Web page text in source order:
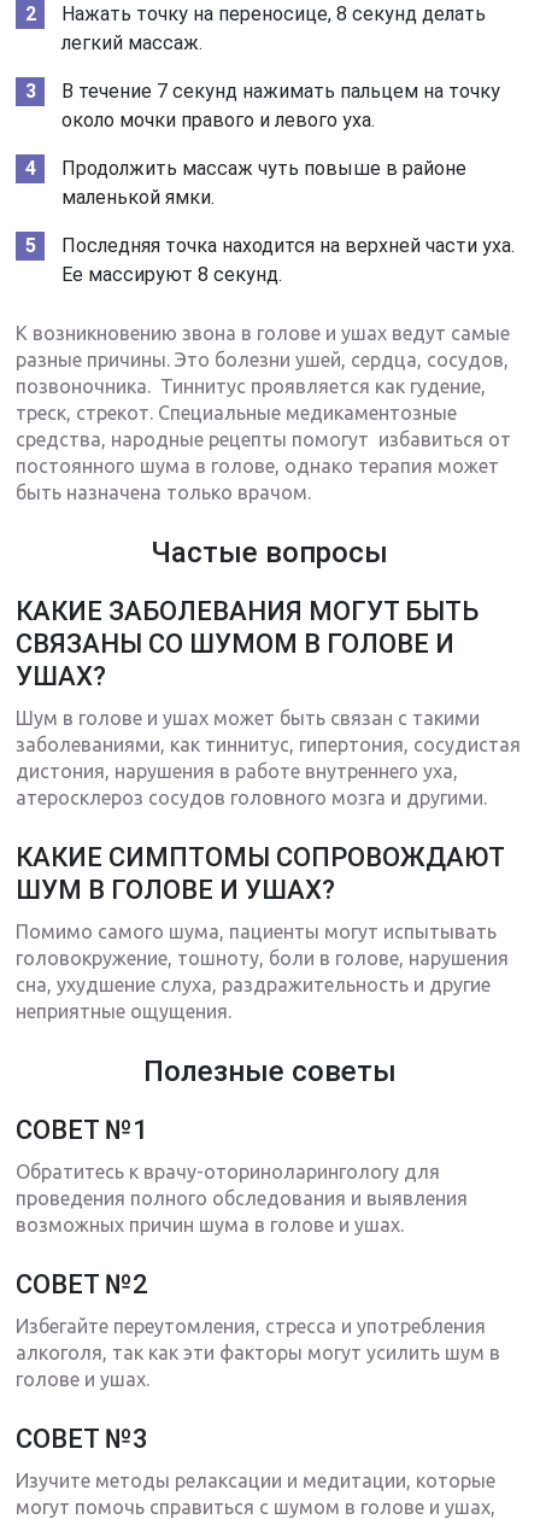
Нажать точку на переносице, 8 секунд делать
легкий массаж.
В течение 7 секунд нажимать пальцем на точку
около мочки правого и левого уха.
Продолжить массаж чуть повыше в районе
маленькой ямки.
Последняя точка находится на верхней части уха.
Ее массируют 8 секунд.
К возникновению звона в голове и ушах ведут самые
разные причины. Это болезни ушей, сердца, сосудов,
позвоночника. Тиннитус проявляется как гудение,
треск, стрекот. Специальные медикаментозные
средства, народные рецепты помогут избавиться от
постоянного шума в голове, однако терапия может
быть назначена только врачом.
Частые вопросы
КАКИЕ ЗАБОЛЕВАНИЯ МОГУТ БЫТЬ
СВЯЗАНЫ СО ШУМОМ В ГОЛОВЕ И
УШАХ?
Шум в голове и ушах может быть связан с такими
заболеваниями, как тиннитус, гипертония, сосудистая
дистония, нарушения в работе внутреннего уха,
атеросклероз сосудов головного мозга и другими.
КАКИЕ СИМПТОМЫ СОПРОВОЖДАЮТ
ШУМ В ГОЛОВЕ И УШАХ?
Помимо самого шума, пациенты могут испытывать
головокружение, тошноту, боли в голове, нарушения
сна, ухудшение слуха, раздражительность и другие
неприятные ощущения.
Полезные советы
СОВЕТ №1
Обратитесь к врачу-оториноларингологу для
проведения полного обследования и выявления
возможных причин шума в голове и ушах.
СОВЕТ №2
Избегайте переутомления, стресса и употребления
алкоголя, так как эти факторы могут усилить шум в
голове и ушах.
СОВЕТ №3
Изучите методы релаксации и медитации, которые
могут помочь справиться с шумом в голове и ушах,